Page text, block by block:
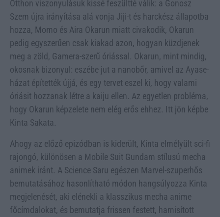
Otthon viszonyulásuk kissé feszültté válik: a Gonosz
Szem újra irányítása alá vonja Jiji-t és harckész állapotba
hozza, Momo és Aira Okarun miatt civakodik, Okarun
pedig egyszerűen csak kiakad azon, hogyan küzdjenek
meg a zöld, Gamera-szerű óriással. Okarun, mint mindig,
okosnak bizonyul: eszébe jut a nanobőr, amivel az Ayase-
házat építették újjá, és egy tervet eszel ki, hogy valami
óriásit hozzanak létre a kaiju ellen. Az egyetlen probléma,
hogy Okarun képzelete nem elég erős ehhez. Itt jön képbe
Kinta Sakata.
Ahogy az előző epizódban is kiderült, Kinta elmélyült sci-fi
rajongó, különösen a Mobile Suit Gundam stílusú mecha
animek iránt. A Science Saru egészen Marvel-szuperhős
bemutatásához hasonlítható módon hangsúlyozza Kinta
megjelenését, aki elénekli a klasszikus mecha anime
főcímdalokat, és bemutatja frissen festett, hamisított